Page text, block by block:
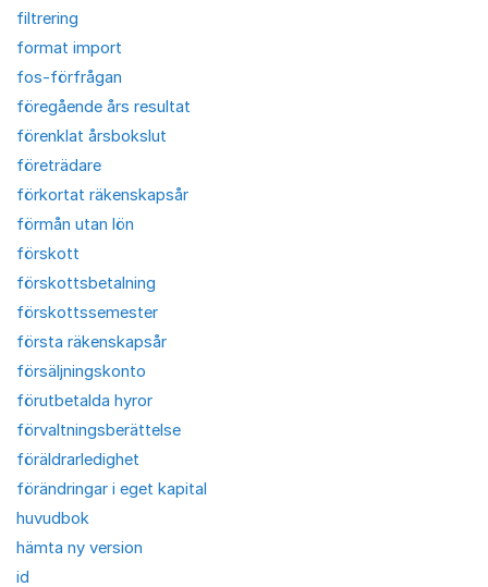
filtrering
format import
fos-förfrågan
föregående års resultat
förenklat årsbokslut
företrädare
förkortat räkenskapsår
förmån utan lön
förskott
förskottsbetalning
förskottssemester
första räkenskapsår
försäljningskonto
förutbetalda hyror
förvaltningsberättelse
föräldrarledighet
förändringar i eget kapital
huvudbok
hämta ny version
id